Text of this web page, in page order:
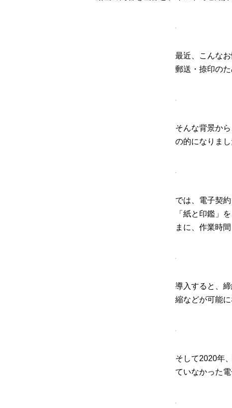
最近、こんな
郵送・捺印の
そんな背景か
の的になりまし
では、電子契
「紙と印鑑」
まに、作業時
導入すると、
縮などが可能
そして2020年
ていなかった